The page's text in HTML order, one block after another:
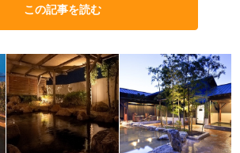
この記事を読む